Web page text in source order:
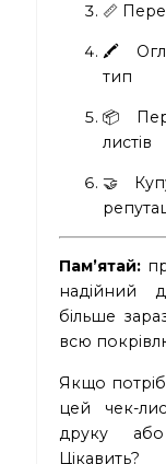
📏
🖍
тип
📦
листів
🤝
Пам’ятай:
надійний
більше
всю
Якщо
цей чек-
друку або
Цікавить?